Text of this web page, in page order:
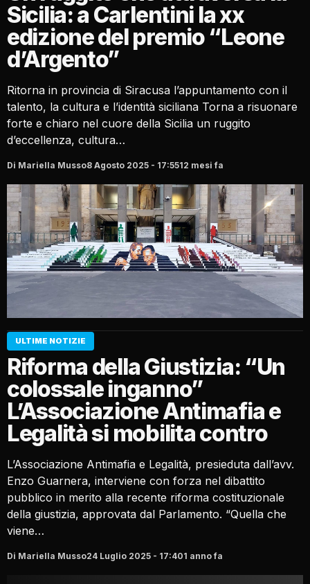
Sicilia: a Carlentini la xx
edizione del premio “Leone
d’Argento”
Ritorna in provincia di Siracusa l’appuntamento con il
talento, la cultura e l’identità siciliana Torna a risuonare
forte e chiaro nel cuore della Sicilia un ruggito
d’eccellenza, cultura…
Di Mariella Musso8 Agosto 2025 - 17:5512 mesi fa
ULTIME NOTIZIE
Riforma della Giustizia: “Un
colossale inganno”
L’Associazione Antimafia e
Legalità si mobilita contro
L’Associazione Antimafia e Legalità, presieduta dall’avv.
Enzo Guarnera, interviene con forza nel dibattito
pubblico in merito alla recente riforma costituzionale
della giustizia, approvata dal Parlamento. “Quella che
viene…
Di Mariella Musso24 Luglio 2025 - 17:401 anno fa